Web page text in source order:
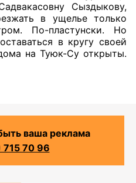
Сыздыкову,
в ущелье только
По-пластунски. Но
в кругу своей
на Туюк-Су открыты.
ваша реклама
70 96